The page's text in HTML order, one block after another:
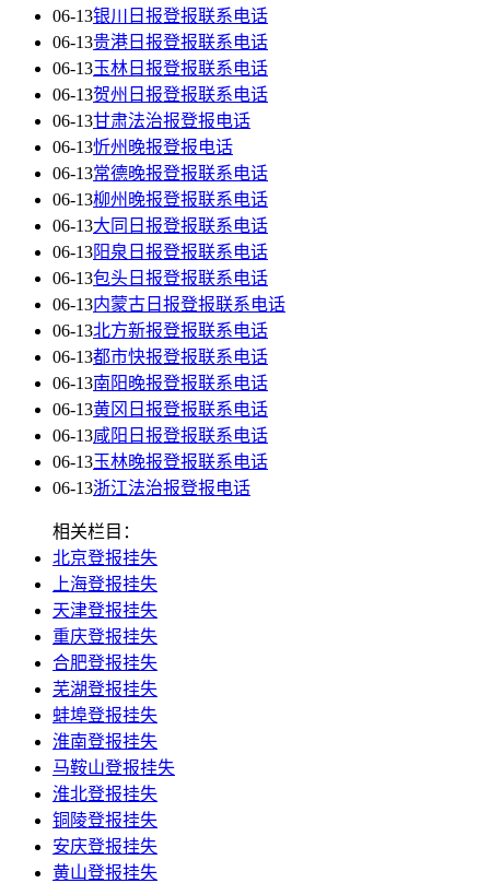
06-13银川日报登报联系电话
06-13贵港日报登报联系电话
06-13玉林日报登报联系电话
06-13贺州日报登报联系电话
06-13甘肃法治报登报电话
06-13忻州晚报登报电话
06-13常德晚报登报联系电话
06-13柳州晚报登报联系电话
06-13大同日报登报联系电话
06-13阳泉日报登报联系电话
06-13包头日报登报联系电话
06-13内蒙古日报登报联系电话
06-13北方新报登报联系电话
06-13都市快报登报联系电话
06-13南阳晚报登报联系电话
06-13黄冈日报登报联系电话
06-13咸阳日报登报联系电话
06-13玉林晚报登报联系电话
06-13浙江法治报登报电话
相关栏目：
北京登报挂失
上海登报挂失
天津登报挂失
重庆登报挂失
合肥登报挂失
芜湖登报挂失
蚌埠登报挂失
淮南登报挂失
马鞍山登报挂失
淮北登报挂失
铜陵登报挂失
安庆登报挂失
黄山登报挂失